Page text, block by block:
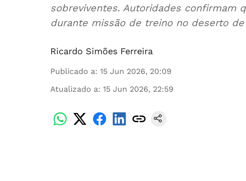
sobreviventes. Autoridades confirmam
durante missão de treino no deserto de
Ricardo Simões Ferreira
Publicado a: 15 Jun 2026, 20:09
Atualizado a: 15 Jun 2026, 22:59